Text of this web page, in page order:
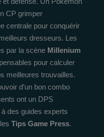
CP grimper
centrale pour conquérir
dresseurs. Les
par la scène Millenium
pour calculer
meilleures trouvailles.
d’un bon combo
ont un DPS
des guides experts
Tips Game Press.